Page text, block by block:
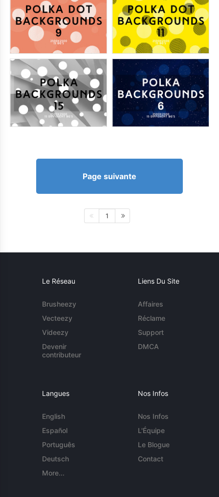
Page suivante
1
Le Réseau
Brusheezy
Vecteezy
Videezy
Devenir
contributeur
Liens Du Site
Affaires
Réclame
Support
DMCA
Langues
English
Español
Português
Deutsch
More...
Nos Infos
Nos Infos
L'Équipe
Le Blogue
Contact